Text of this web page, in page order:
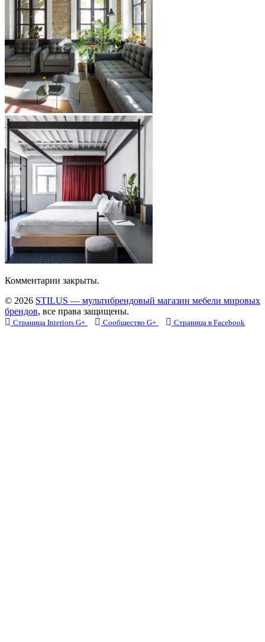
Комментарии закрыты.
© 2026 STILUS — мультибрендовый магазин мебели мировых
брендов, все права защищены.
Страница Interiors G+ Сообщество G+ Страница в Facebook